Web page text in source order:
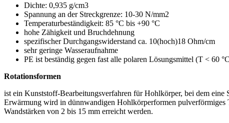
Dichte: 0,935 g/cm3
Spannung an der Streckgrenze: 10-30 N/mm2
Temperaturbeständigkeit: 85 °C bis +90 °C
hohe Zähigkeit und Bruchdehnung
spezifischer Durchgangswiderstand ca. 10(hoch)18 Ohm/cm
sehr geringe Wasseraufnahme
PE ist beständig gegen fast alle polaren Lösungsmittel (T < 60
Rotationsformen
ist ein Kunststoff-Bearbeitungsverfahren für Hohlkörper, bei dem
Erwärmung wird in dünnwandigen Hohlkörperformen pulverförmiges
Wandstärken von 2 bis 15 mm erreicht werden.